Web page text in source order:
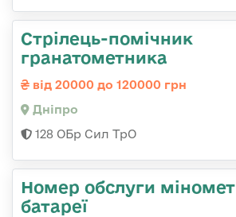
Стрілець-помічник
гранатометника
від 20000 до 120000 грн
Дніпро
128 ОБр Сил ТрО
Номер обслуги
батареї